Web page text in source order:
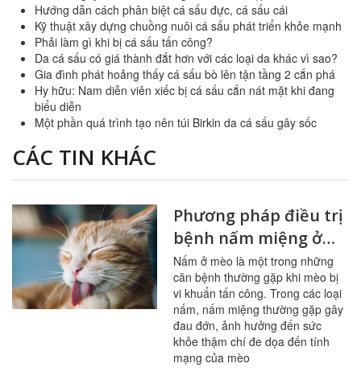
Hướng dẫn cách phân biệt cá sấu đực, cá sấu cái
Kỹ thuật xây dựng chuồng nuôi cá sấu phát triển khỏe mạnh
Phải làm gì khi bị cá sấu tấn công?
Da cá sấu có giá thành đắt hơn với các loại da khác vì sao?
Gia đình phát hoảng thấy cá sấu bò lên tận tầng 2 cắn phá
Hy hữu: Nam diễn viên xiếc bị cá sấu cắn nát mặt khi đang
biểu diễn
Một phần quá trình tạo nên túi Birkin da cá sấu gây sốc
CÁC TIN KHÁC
Phương pháp điều trị
bệnh nấm miệng ở
mèo
Nấm ở mèo là một trong những
căn bệnh thường gặp khi mèo bị
vi khuẩn tấn công. Trong các loại
nấm, nấm miệng thường gặp gây
đau đớn, ảnh hưởng đến sức
khỏe thậm chí đe dọa đến tính
mạng của mèo